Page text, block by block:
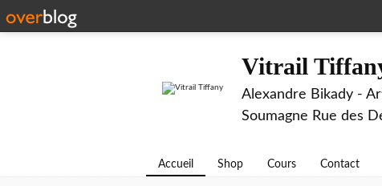
Vitrail
Alexandre Bikady -
Soumagne Rue des
Accueil Shop Cours Contact